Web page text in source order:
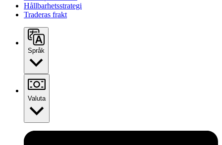
Hållbarhetsstrategi
Traderas frakt
Språk
Valuta